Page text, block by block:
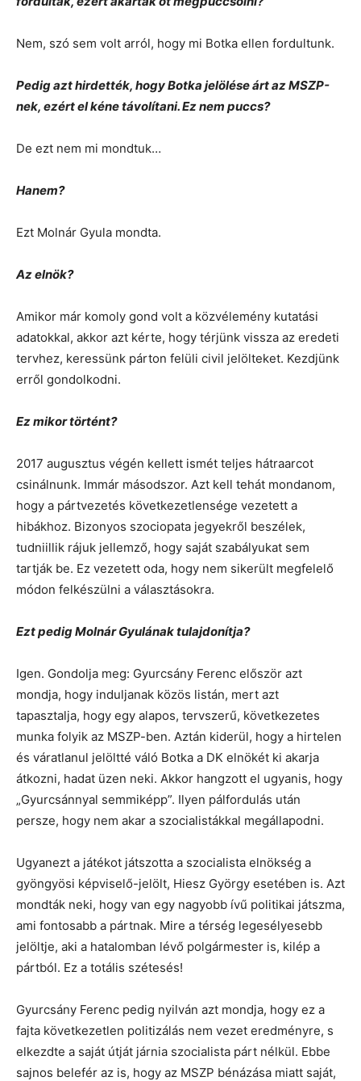
Nem, szó sem volt arról, hogy mi Botka ellen fordultunk.
Pedig azt hirdették, hogy Botka jelölése árt az MSZP-
nek, ezért el kéne távolítani. Ez nem puccs?
De ezt nem mi mondtuk…
Hanem?
Ezt Molnár Gyula mondta.
Az elnök?
Amikor már komoly gond volt a közvélemény kutatási
adatokkal, akkor azt kérte, hogy térjünk vissza az eredeti
tervhez, keressünk párton felüli civil jelölteket. Kezdjünk
erről gondolkodni.
Ez mikor történt?
2017 augusztus végén kellett ismét teljes hátraarcot
csinálnunk. Immár másodszor. Azt kell tehát mondanom,
hogy a pártvezetés következetlensége vezetett a
hibákhoz. Bizonyos szociopata jegyekről beszélek,
tudniillik rájuk jellemző, hogy saját szabályukat sem
tartják be. Ez vezetett oda, hogy nem sikerült megfelelő
módon felkészülni a választásokra.
Ezt pedig Molnár Gyulának tulajdonítja?
Igen. Gondolja meg: Gyurcsány Ferenc először azt
mondja, hogy induljanak közös listán, mert azt
tapasztalja, hogy egy alapos, tervszerű, következetes
munka folyik az MSZP-ben. Aztán kiderül, hogy a hirtelen
és váratlanul jelöltté váló Botka a DK elnökét ki akarja
átkozni, hadat üzen neki. Akkor hangzott el ugyanis, hogy
„Gyurcsánnyal semmiképp”. Ilyen pálfordulás után
persze, hogy nem akar a szocialistákkal megállapodni.
Ugyanezt a játékot játszotta a szocialista elnökség a
gyöngyösi képviselő-jelölt, Hiesz György esetében is. Azt
mondták neki, hogy van egy nagyobb ívű politikai játszma,
ami fontosabb a pártnak. Mire a térség legesélyesebb
jelöltje, aki a hatalomban lévő polgármester is, kilép a
pártból. Ez a totális szétesés!
Gyurcsány Ferenc pedig nyilván azt mondja, hogy ez a
fajta következetlen politizálás nem vezet eredményre, s
elkezdte a saját útját járnia szocialista párt nélkül. Ebbe
sajnos belefér az is, hogy az MSZP bénázása miatt saját,